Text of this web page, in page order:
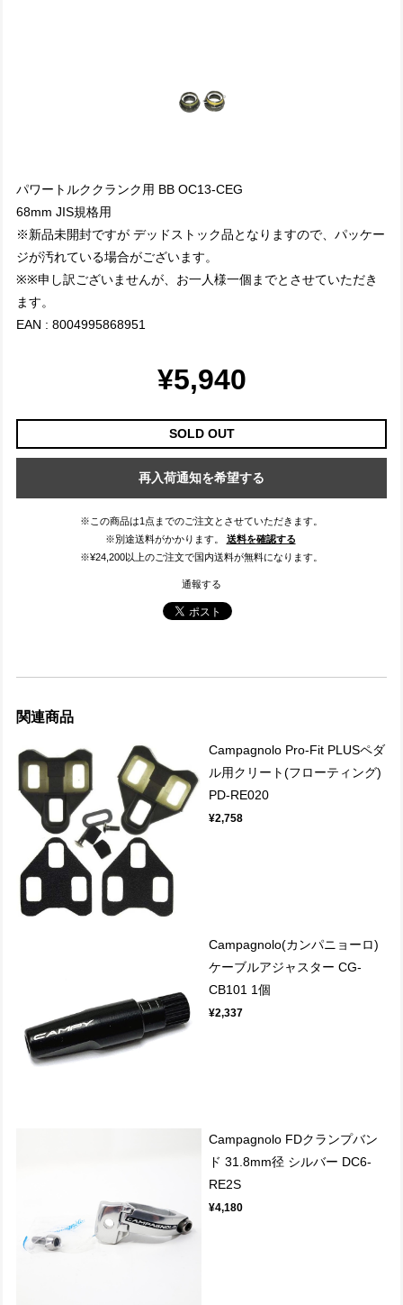
パワートルククランク用 BB OC13-CEG
68mm JIS規格用
※新品未開封ですが デッドストック品となりますので、パッケー
ジが汚れている場合がございます。
※※申し訳ございませんが、お一人様一個までとさせていただき
ます。
EAN : 8004995868951
¥5,940
SOLD OUT
再入荷通知を希望する
※この商品は1点までのご注文とさせていただきます。
※別途送料がかかります。
送料を確認する
※¥24,200以上のご注文で国内送料が無料になります。
通報する
関連商品
Campagnolo Pro-Fit PLUSペダ
ル用クリート(フローティング)
PD-RE020
¥2,758
Campagnolo(カンパニョーロ)
ケーブルアジャスター CG-
CB101 1個
¥2,337
Campagnolo FDクランプバン
ド 31.8mm径 シルバー DC6-
RE2S
¥4,180